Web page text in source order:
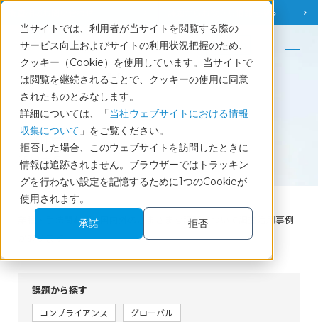
当サイトでは、利用者が当サイトを閲覧する際の
サービス向上およびサイトの利用状況把握のため、
クッキー（Cookie）を使用しています。当サイトで
は閲覧を継続されることで、クッキーの使用に同意
されたものとみなします。
詳細については、「当社ウェブサイトにおける情報
収集について 」をご覧ください。
拒否した場合、このウェブサイトを訪問したときに
情報は追跡されません。ブラウザーではトラッキン
グを行わない設定を記憶するために1つのCookieが
使用されます。
承諾
拒否
お役立ち情報を探す
English
ホーム 活用事例 活用事例
Case
活用事例
活用事例
業種・手法問わず、国内外のさまざまな課題について調査活用事例
があります
課題から探す
コンプライアンス グローバル